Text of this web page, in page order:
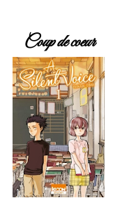
Coup de coeur